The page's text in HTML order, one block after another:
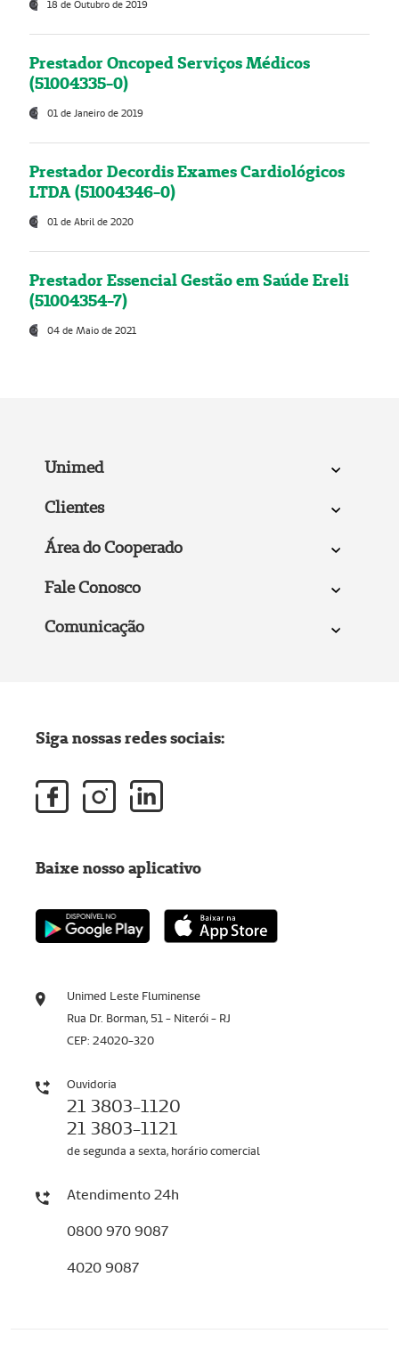
18 de Outubro de 2019
Prestador Oncoped Serviços Médicos
(51004335-0)
01 de Janeiro de 2019
Prestador Decordis Exames Cardiológicos
LTDA (51004346-0)
01 de Abril de 2020
Prestador Essencial Gestão em Saúde Ereli
(51004354-7)
04 de Maio de 2021
Unimed
Clientes
Área do Cooperado
Fale Conosco
Comunicação
Unimed Leste Fluminense
Rua Dr. Borman, 51 - Niterói - RJ
CEP: 24020-320
Ouvidoria
21 3803-1120
21 3803-1121
de segunda a sexta, horário comercial
Atendimento 24h
0800 970 9087
4020 9087
Siga nossas redes sociais:
Baixe nosso aplicativo